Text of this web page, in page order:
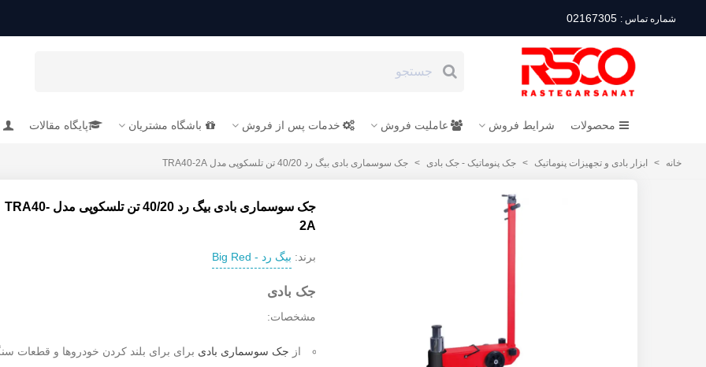
شماره تماس :
محصولات شرایط فروش عاملیت فروش خدمات پس از فروش باشگاه مشتریان پایگاه مقالات
خانه > ابزار بادی و تجهیزات پنوماتیک > جک پنوماتیک - جک بادی > جک سوسماری بادی بیگ رد 40/20 تن تلسکوپی مدل TRA40-2A
جک سوسماری بادی بیگ رد 40/20 تن تلسکوپی مدل TRA40-
2A
برند: بیگ رد - Big Red
جک بادی
مشخصات:
از جک سوسماری بادی برای برای بلند کردن خودروها و قطعات